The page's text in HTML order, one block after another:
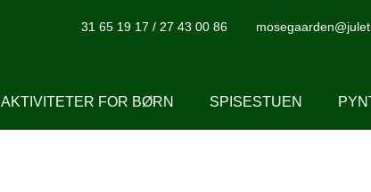
31 65 19 17 / 27 43 00 86
AKTIVITETER FOR BØRN SPISESTUEN